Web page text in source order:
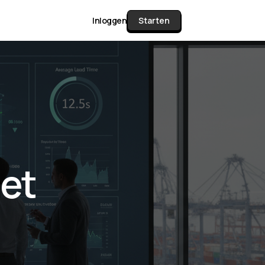
Matrix
alle pakketten en mogelijkheden
documenten verzamelen en facturen
tot controleren, boeken, bank
& klant dashboard.
Inloggen Starten